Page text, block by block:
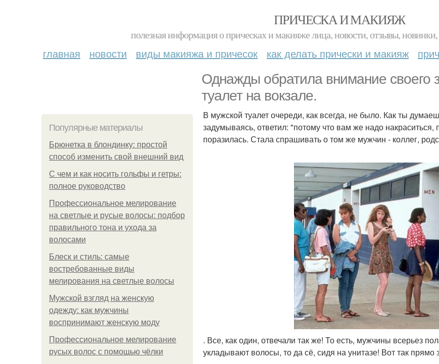
ПРИЧЕСКА И МАКИЯЖ
полезная информация о прическах и макияже лица, новости, отзывы,
главная новости виды макияжа и причесок как делать прически и макияж
Однажды обратила внимание своего
туалет на вокзале.
Популярные материалы
Брюнетка в блондинку: простой
способ изменить свой внешний вид
С чем и как носить гольфы и гетры:
полное руководство
Профессиональное мелирование
на светлые и русые волосы: подбор
правильного тона и ухода за
волосами
Блеск и стиль: самые
востребованные виды
мелирования на светлые волосы
Мужской взгляд на женскую
одежду: как мужчины
воспринимают женскую моду
Профессиональное мелирование
русых волос с помощью чёлки
В мужской туалет очереди, как всегда, не было. Как ты
задумываясь, ответил: "потому что вам же надо накраситься,
поразилась. Стала спрашивать о том же мужчин - коллег,
. Все, как один, отвечали так же! То есть, мужчины всерьез
укладывают волосы, то да сё, сидя на унитазе! Вот так